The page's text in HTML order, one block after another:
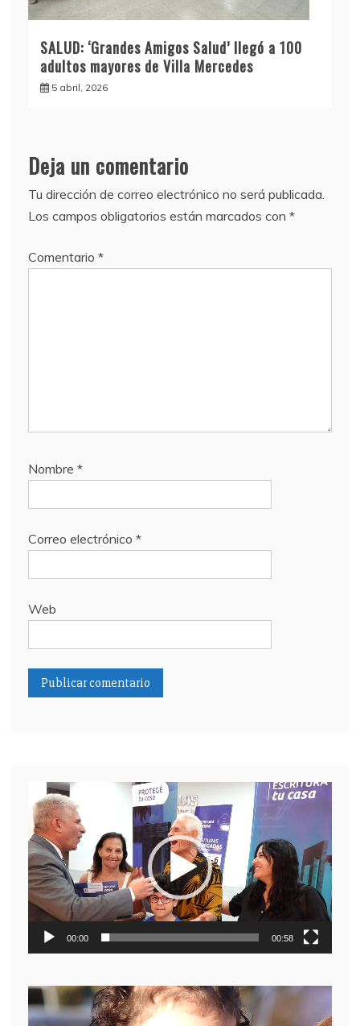
SALUD: ‘Grandes Amigos Salud’ llegó a 100
adultos mayores de Villa Mercedes
5 abril, 2026
Deja un comentario
Tu dirección de correo electrónico no será publicada.
Los campos obligatorios están marcados con *
Comentario *
Nombre *
Correo electrónico *
Web
Reproductor
de
video
00:00 00:58
Reproductor
de